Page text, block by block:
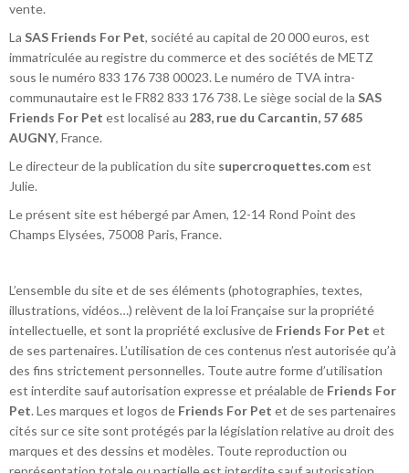
vente.
La SAS Friends For Pet, société au capital de 20 000 euros, est
immatriculée au registre du commerce et des sociétés de METZ
sous le numéro 833 176 738 00023. Le numéro de TVA intra-
communautaire est le FR82 833 176 738. Le siège social de la SAS
Friends For Pet est localisé au 283, rue du Carcantin, 57 685
AUGNY, France.
Le directeur de la publication du site supercroquettes.comest
Julie.
Le présent site est hébergé par Amen, 12-14 Rond Point des
Champs Elysées, 75008 Paris, France.
L’ensemble du site et de ses éléments (photographies, textes,
illustrations, vidéos…) relèvent de la loi Française sur la propriété
intellectuelle, et sont la propriété exclusive de Friends For Pet et
de ses partenaires. L’utilisation de ces contenus n’est autorisée qu’à
des fins strictement personnelles. Toute autre forme d’utilisation
est interdite sauf autorisation expresse et préalable de Friends For
Pet. Les marques et logos de Friends For Pet et de ses partenaires
cités sur ce site sont protégés par la législation relative au droit des
marques et des dessins et modèles. Toute reproduction ou